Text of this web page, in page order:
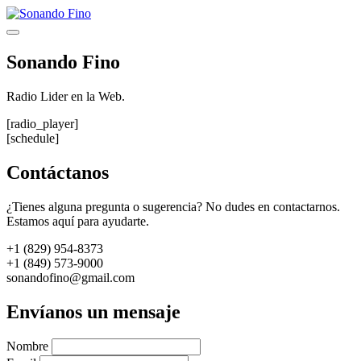
Saltar
al
Menú
Sonando Fino
Radio Lider en la Web.
[radio_player]
[schedule]
Contáctanos
¿Tienes alguna pregunta o sugerencia? No dudes en contactarnos.
Estamos aquí para ayudarte.
+1 (829) 954-8373
+1 (849) 573-9000
sonandofino@gmail.com
Envíanos un mensaje
Nombre